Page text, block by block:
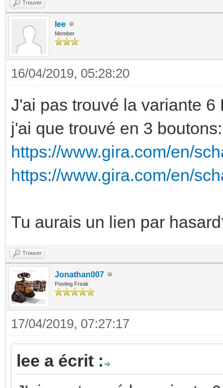
Trouver
lee
Member
16/04/2019, 05:28:20
J'ai pas trouvé la variante
j'ai que trouvé en 3 boutons:
https://www.gira.com/en/
https://www.gira.com/en/
Tu aurais un lien par
Trouver
Jonathan007
Posting Freak
17/04/2019, 07:27:17
lee a écrit :